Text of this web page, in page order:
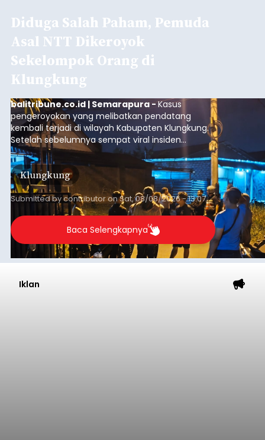
Diduga Salah Paham, Pemuda
Asal NTT Dikeroyok
Sekelompok Orang di
Klungkung
balitribune.co.id | Semarapura -Kasus
pengeroyokan yang melibatkan pendatang
kembali terjadi di wilayah Kabupaten Klungkung.
Setelah sebelumnya sempat viral insiden
keributan di barat Pasar Galiran, peristiwa serupa
kini menimpa seorang pemuda asal Kabupaten
Sumba Barat Daya (SBD), Nusa Tenggara Timur
(NTT).
Klungkung
Submitted bycontributoronSat, 08/08/2026 - 13:07
Baca Selengkapnya
Iklan